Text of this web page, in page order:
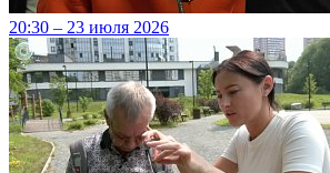
20:30 – 23 июля 2026